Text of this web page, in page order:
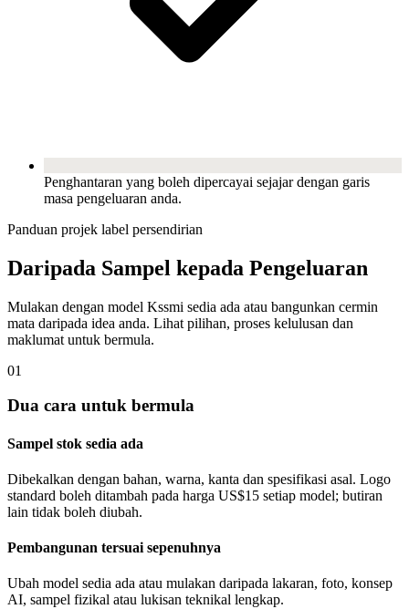
Penghantaran yang boleh dipercayai sejajar dengan garis
masa pengeluaran anda.
Panduan projek label persendirian
Daripada Sampel kepada Pengeluaran
Mulakan dengan model Kssmi sedia ada atau bangunkan cermin
mata daripada idea anda. Lihat pilihan, proses kelulusan dan
maklumat untuk bermula.
01
Dua cara untuk bermula
Sampel stok sedia ada
Dibekalkan dengan bahan, warna, kanta dan spesifikasi asal. Logo
standard boleh ditambah pada harga US$15 setiap model; butiran
lain tidak boleh diubah.
Pembangunan tersuai sepenuhnya
Ubah model sedia ada atau mulakan daripada lakaran, foto, konsep
AI, sampel fizikal atau lukisan teknikal lengkap.